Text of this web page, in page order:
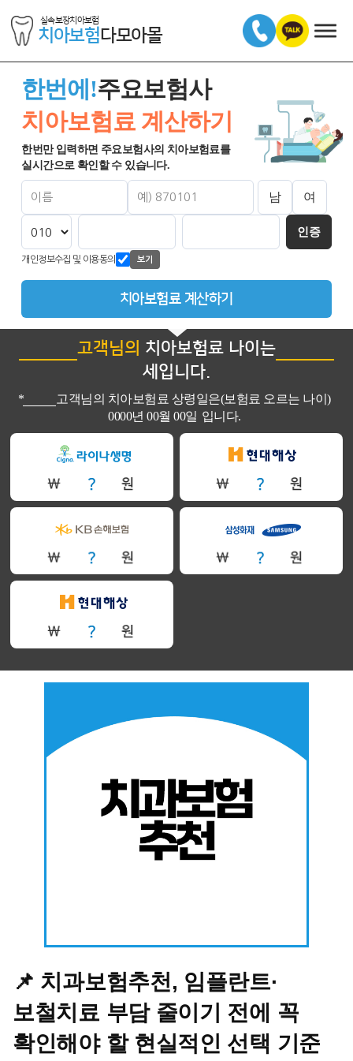
실속보장치아보험
치아보험다모아몰
한번에!주요보험사
치아보험료 계산하기
한번만 입력하면 주요보험사의 치아보험료를
실시간으로 확인할 수 있습니다.
남 여
인증
개인정보수집 및 이용동의 보기
치아보험료 계산하기
고객님의 치아보험료 나이는
세입니다.
*
고객님의 치아보험료 상령일은(보험료 오르는 나이)
0000년 00월 00일 입니다.
📌 치과보험추천, 임플란트·
보철치료 부담 줄이기 전에 꼭
확인해야 할 현실적인 선택 기준